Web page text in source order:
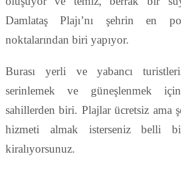
Damlataş Plajı’nı şehrin en
noktalarından biri yapıyor.
Burası yerli ve yabancı
serinlemek ve güneşlenmek
sahillerden biri. Plajlar ücretsiz ama
hizmeti almak isterseniz belli
kiralıyorsunuz.